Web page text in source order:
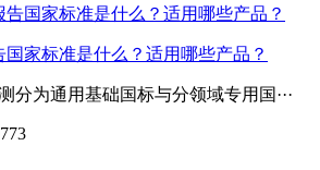
家标准是什么？适用哪些产品？
分为通用基础国标与分领域专用国···
73